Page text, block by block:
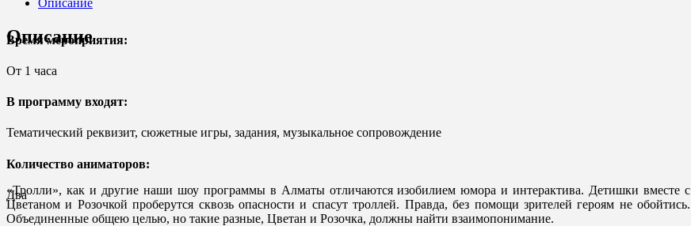
Описание
Описание
Время мероприятия:
От 1 часа
В программу входят:
Тематический реквизит, сюжетные игры, задания, музыкальное сопровождение
Количество аниматоров:
Два
«Тролли», как и другие наши шоу программы в Алматы отличаются изобилием юмора и интерактива. Детишки вместе с
Цветаном и Розочкой проберутся сквозь опасности и спасут троллей. Правда, без помощи зрителей героям не обойтись.
Объединенные общею целью, но такие разные, Цветан и Розочка, должны найти взаимопонимание.